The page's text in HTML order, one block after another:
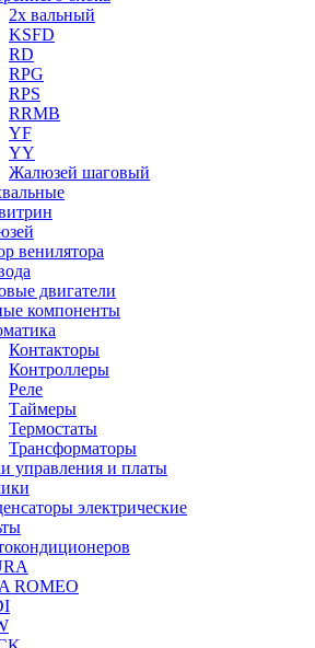
2х вальный
KSFD
RD
RPG
RPS
RRMB
YF
YY
Жалюзей шаговый
венилятора
двигатели
компоненты
Контакторы
Контроллеры
Реле
Таймеры
Термостаты
Трансформаторы
управления и платы
электрические
ROMEO